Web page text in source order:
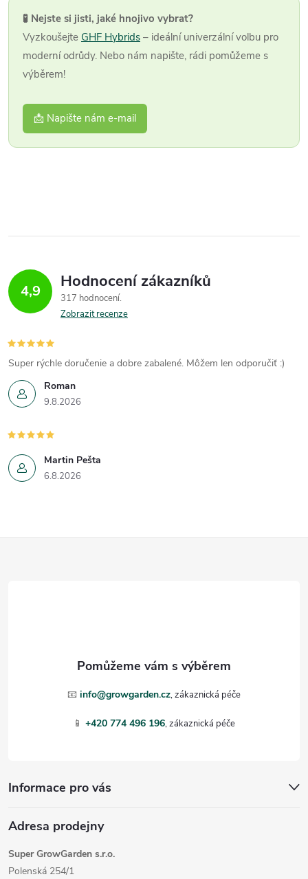
🧪 Nejste si jisti, jaké hnojivo vybrat?
Vyzkoušejte GHF Hybrids – ideální univerzální volbu pro
moderní odrůdy. Nebo nám napište, rádi pomůžeme s
výběrem!
📩 Napište nám e‑mail
4,9 Hodnocení zákazníků
317 hodnocení
Zobrazit recenze
Roman
9.8.2026
Super rýchle doručenie a dobre zabalené. Môžem len odporučiť :)
Martin Pešta
6.8.2026
📧 info@growgarden.cz
📱 +420 774 496 196
Informace pro vás
Adresa prodejny
Super GrowGarden s.r.o.
Polenská 254/1